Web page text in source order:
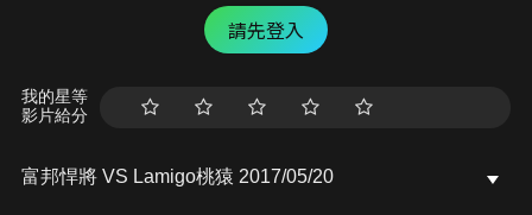
請先登入
我的星等
影片給分
富邦悍將 VS Lamigo桃猿 2017/05/20